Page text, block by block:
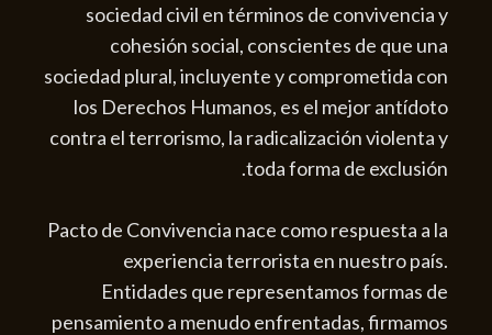
sociedad civil en términos de convivencia y
cohesión social, conscientes de que una
sociedad plural, incluyente y comprometida con
los Derechos Humanos, es el mejor antídoto
contra el terrorismo, la radicalización violenta y
toda forma de exclusión.
Pacto de Convivencia nace como respuesta a la
experiencia terrorista en nuestro país.
Entidades que representamos formas de
pensamiento a menudo enfrentadas, firmamos